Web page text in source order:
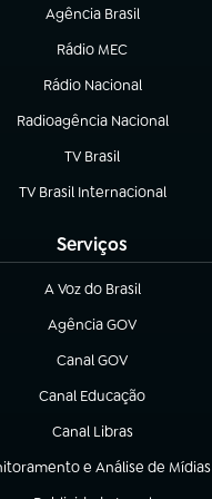
Agência Brasil
(abre em nova aba)
Rádio MEC
Rádio Nacional
(abre em nova aba)
Radioagência Nacional
(abre em nova aba)
TV Brasil
(abre em nova aba)
TV Brasil Internacional
(abre em nova aba)
Serviços
A Voz do Brasil
(abre em nova aba)
Agência GOV
(abre em nova aba)
Canal GOV
(abre em nova aba)
Canal Educação
(abre em nova aba)
Canal Libras
(abre em nova aba)
e Análise de Mídias
em nova aba)